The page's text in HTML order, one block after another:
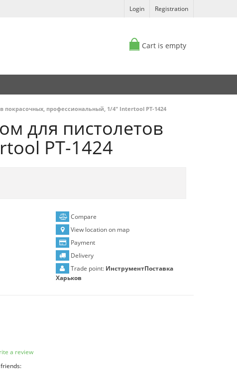
Login Registration
Cart is empty
профессиональный, 1/4" Intertool PT-1424
для пистолетов
PT-1424
Compare
View location on map
Payment
Delivery
Trade point: ИнструментПоставка
Харьков
a review